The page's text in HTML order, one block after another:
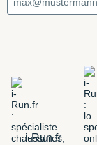
i-Run.fr